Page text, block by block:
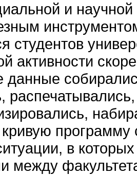
и
студентов
активности
данные
программу
в
между